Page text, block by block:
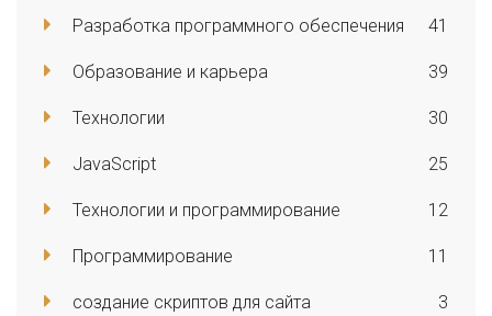
Разработка программного обеспечения 41
Образование и карьера 39
Технологии 30
JavaScript 25
Технологии и программирование 12
Программирование 11
создание скриптов для сайта 3